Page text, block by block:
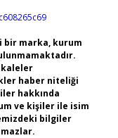
bir marka, kurum
haber niteliği
hakkında
ve kişiler ile isim
bilgiler